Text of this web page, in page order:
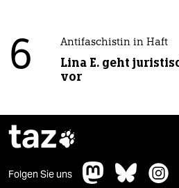
6 Antifaschistin in Haft
Lina E. geht
vor
taz
Folgen Sie uns